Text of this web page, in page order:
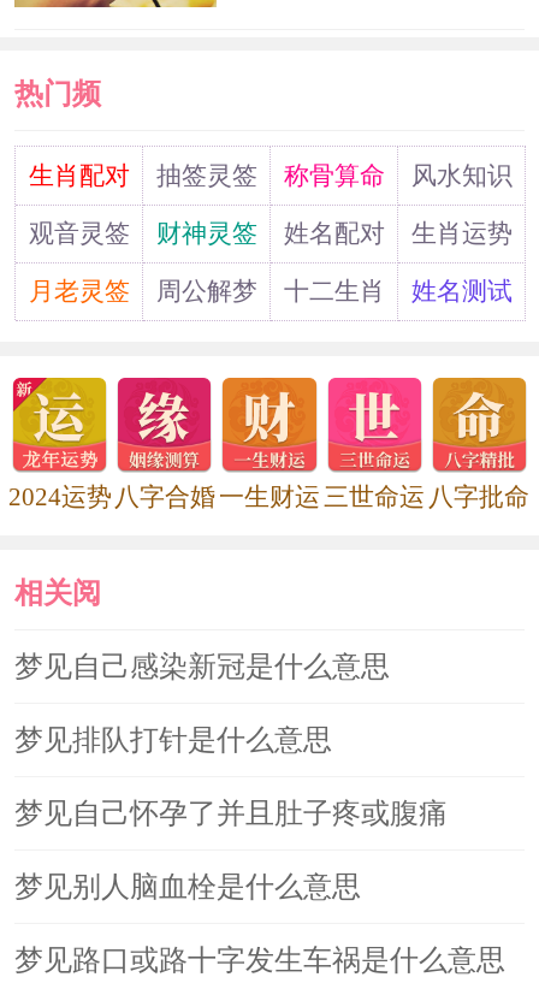
热门频
道生肖配对 抽签灵签 称骨算命
风水知识
观音灵签
财神灵签 姓名配对
生肖运势
月老灵签
周公解梦 十二生肖 姓名测试
2024运势 八字合婚一生财运三世命运 八字批命
相关阅
读
梦见自己感染新冠是什么意思
梦见排队打针是什么意思
梦见自己怀孕了并且肚子疼或腹痛
梦见别人脑血栓是什么意思
梦见路口或路十字发生车祸是什么意思